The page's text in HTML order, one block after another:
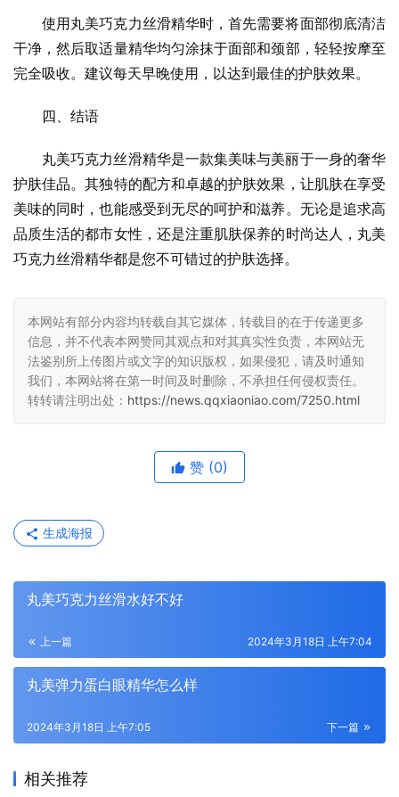
使用丸美巧克力丝滑精华时，首先需要将面部彻底清洁
干净，然后取适量精华均匀涂抹于面部和颈部，轻轻按摩至
完全吸收。建议每天早晚使用，以达到最佳的护肤效果。
四、结语
丸美巧克力丝滑精华是一款集美味与美丽于一身的奢华
护肤佳品。其独特的配方和卓越的护肤效果，让肌肤在享受
美味的同时，也能感受到无尽的呵护和滋养。无论是追求高
品质生活的都市女性，还是注重肌肤保养的时尚达人，丸美
巧克力丝滑精华都是您不可错过的护肤选择。
本网站有部分内容均转载自其它媒体，转载目的在于传递更多
信息，并不代表本网赞同其观点和对其真实性负责，本网站无
法鉴别所上传图片或文字的知识版权，如果侵犯，请及时通知
我们，本网站将在第一时间及时删除，不承担任何侵权责任。
转转请注明出处： https://news.qqxiaoniao.com/7250.html
赞 (0)
生成海报
丸美巧克力丝滑水好不好
上一篇 2024年3月18日 上午7:04
丸美弹力蛋白眼精华怎么样
下一篇
2024年3月18日 上午7:05
相关推荐